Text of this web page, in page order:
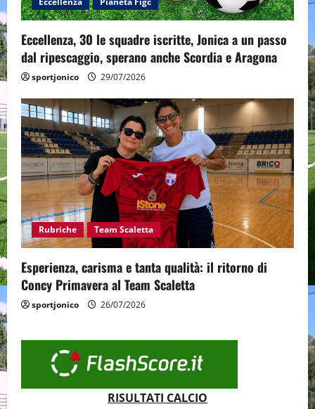
Eccellenza, 30 le squadre iscritte, Jonica a un passo
dal ripescaggio, sperano anche Scordia e Aragona
sportjonico 29/07/2026
Rubriche Team Scaletta
Esperienza, carisma e tanta qualità: il ritorno di
Concy Primavera al Team Scaletta
sportjonico 26/07/2026
RISULTATI CALCIO